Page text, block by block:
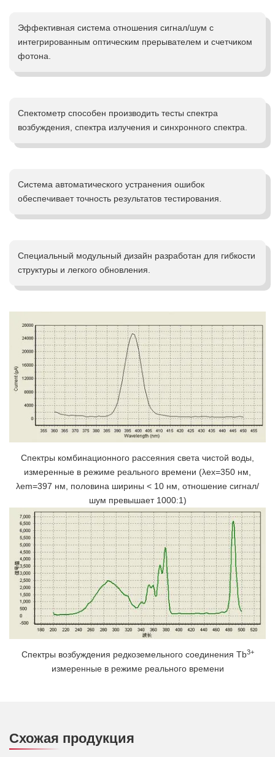
Эффективная система отношения сигнал/шум с
интегрированным оптическим прерывателем и счетчиком
фотона.
Спектометр способен производить тесты спектра
возбуждения, спектра излучения и синхронного спектра.
Система автоматического устранения ошибок
обеспечивает точность результатов тестирования.
Специальный модульный дизайн разработан для гибкости
структуры и легкого обновления.
Спектры комбинационного рассеяния света чистой воды,
измеренные в режиме реального времени (λex=350 нм,
λem=397 нм, половина ширины < 10 нм, отношение сигнал/
шум превышает 1000:1)
Спектры возбуждения редкоземельного соединения Tb3+
измеренные в режиме реального времени
Схожая продукция